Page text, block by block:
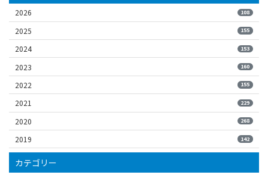
2026 108
2025 155
2024 153
2023 160
2022 155
2021 229
2020 268
2019 142
カテゴリー